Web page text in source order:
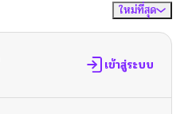
ใหม่ที่สุด
เข้าสู่ระบบ